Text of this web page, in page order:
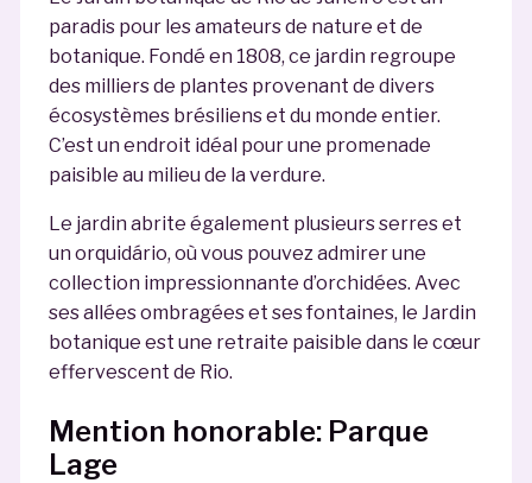
paradis pour les amateurs de nature et de
botanique. Fondé en 1808, ce jardin regroupe
des milliers de plantes provenant de divers
écosystèmes brésiliens et du monde entier.
C’est un endroit idéal pour une promenade
paisible au milieu de la verdure.
Le jardin abrite également plusieurs serres et
un orquidário, où vous pouvez admirer une
collection impressionnante d’orchidées. Avec
ses allées ombragées et ses fontaines, le Jardin
botanique est une retraite paisible dans le cœur
effervescent de Rio.
Mention honorable: Parque
Lage